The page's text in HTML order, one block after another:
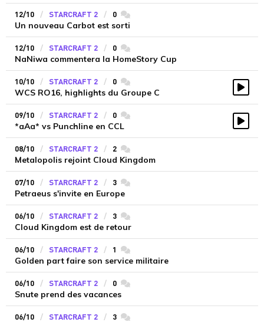
12/10 STARCRAFT 2 0 commentaires
Un nouveau Carbot est sorti
12/10 STARCRAFT 2 0 commentaires
NaNiwa commentera la HomeStory Cup
10/10 STARCRAFT 2 0 commentaires
WCS RO16, highlights du Groupe C
09/10 STARCRAFT 2 0 commentaires
*aAa* vs Punchline en CCL
08/10 STARCRAFT 2 2 commentaires
Metalopolis rejoint Cloud Kingdom
07/10 STARCRAFT 2 3 commentaires
Petraeus s'invite en Europe
06/10 STARCRAFT 2 3 commentaires
Cloud Kingdom est de retour
06/10 STARCRAFT 2 1 commentaires
Golden part faire son service militaire
06/10 STARCRAFT 2 0 commentaires
Snute prend des vacances
06/10 STARCRAFT 2 3 commentaires